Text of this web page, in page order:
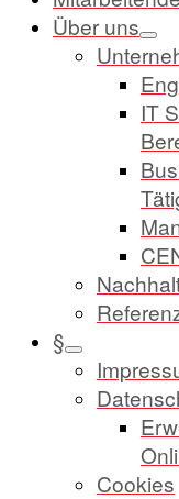
Über uns
IT
§
Cookies